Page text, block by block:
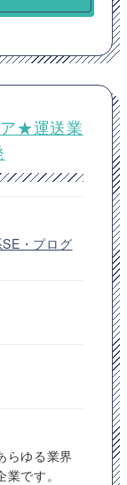
ア★運送業
・プログ
らゆる業界
です。